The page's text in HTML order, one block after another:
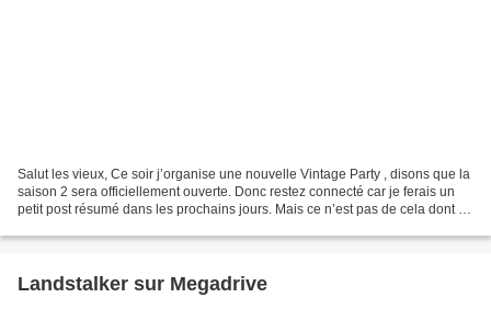
Salut les vieux, Ce soir j’organise une nouvelle Vintage Party , disons que la
saison 2 sera officiellement ouverte. Donc restez connecté car je ferais un
petit post résumé dans les prochains jours. Mais ce n’est pas de cela dont je
Landstalker sur Megadrive